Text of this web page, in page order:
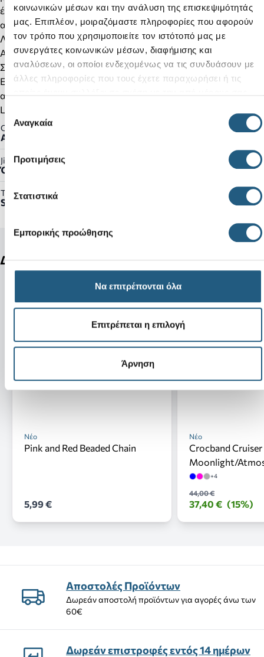
κοινωνικών μέσων και την ανάλυση της επισκεψιμότητάς
μας. Επιπλέον, μοιραζόμαστε πληροφορίες που αφορούν
τον τρόπο που χρησιμοποιείτε τον ιστότοπό μας με
συνεργάτες κοινωνικών μέσων, διαφήμισης και
αναλύσεων, οι οποίοι ενδεχομένως να τις συνδυάσουν με
άλλες πληροφορίες που τους έχετε παραχωρήσει ή τις
Επιλογή
συγκατάθεσης
Αναγκαία
Προτιμήσεις
Στατιστικά
Εμπορικής προώθησης
Να επιτρέπονται όλα
Επιτρέπεται η επιλογή
Άρνηση
ένωση premium τεχνολογιών σε σπορ σχεδιασμό, θα
απολαύσετε casual στυλ και βελτιωμένη άνεση.
Λεπτομέρειες προϊόντος:
Αθλητικά εμπνευσμένα για τον τρόπο ζωής σας εν κινήσει
Σχέδιο sneaker με κορδόνια.
Εξωτερική σόλα Croslite που προσφέρει ελαφριά
ανθεκτικότητα
LiteRide™: Επαναστατικό. Πρωτοποριακή άνεση.
Gender:
Ανδρικό
Jibbitz™ Ready:
Όχι
Τύπος Προϊόντος:
Sneakers
Δείτε ακόμη
Νέο
Pink and Red Beaded Chain
5,99 €
Νέο
Crocband Cruiser
Moonlight/
+4
44,00 €
37,40 € (15%)
Αποστολές Προϊόντων
Δωρεάν αποστολή προϊόντων για αγορές άνω των
60€
Δωρεάν επιστροφές εντός 14 ημέρων